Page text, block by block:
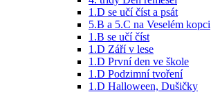
1.D se učí číst a psát
5.B a 5.C na Veselém kopci
1.B se učí číst
1.D Září v lese
1.D První den ve škole
1.D Podzimní tvoření
1.D Halloween, Dušičky